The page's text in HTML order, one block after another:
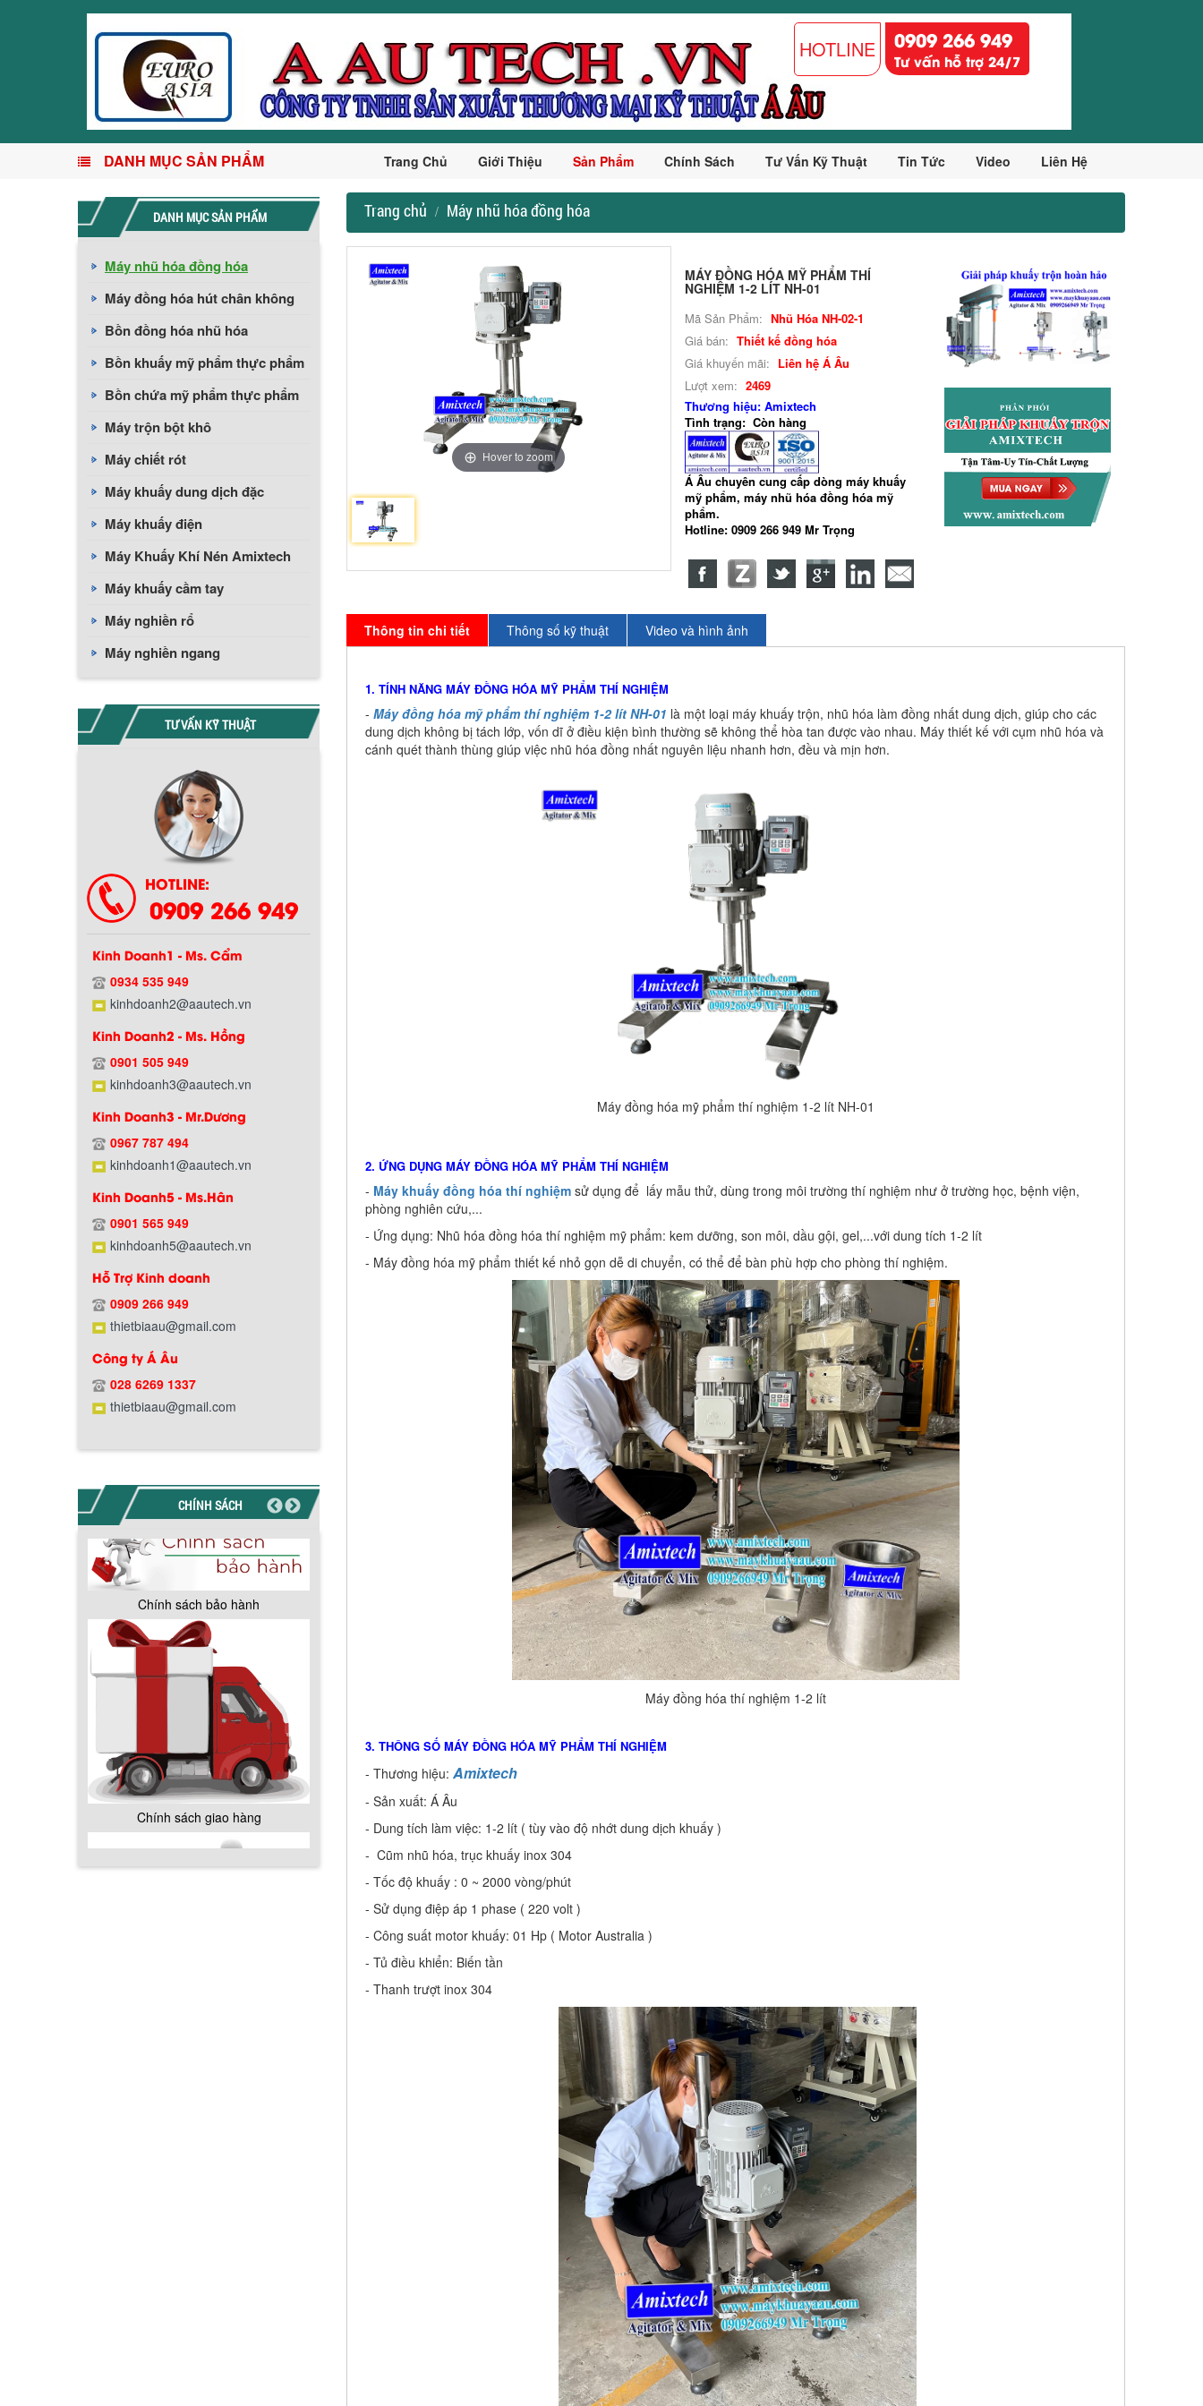
HOTLINE 0909 266 949
Tư vấn hỗ trợ 24/7
DANH MỤC SẢN PHẨM Trang Chủ Giới Thiệu Sản Phẩm Chính Sách Tư Vấn Kỹ Thuật Tin Tức Video Liên Hệ
DANH MỤC SẢN PHẨM
Máy nhũ hóa đồng hóa
Máy đồng hóa hút chân không
Bồn đồng hóa nhũ hóa
Bồn khuấy mỹ phẩm thực phẩm
Bồn chứa mỹ phẩm thực phẩm
Máy trộn bột khô
Máy chiết rót
Máy khuấy dung dịch đặc
Máy khuấy điện
Máy Khuấy Khí Nén Amixtech
Máy khuấy cầm tay
Máy nghiền rổ
Máy nghiền ngang
TƯ VẤN KỸ THUẬT
HOTLINE:
0909 266 949
Kinh Doanh1 - Ms. Cẩm
0934 535 949
kinhdoanh2@aautech.vn
Kinh Doanh2 - Ms. Hồng
0901 505 949
kinhdoanh3@aautech.vn
Kinh Doanh3 - Mr.Dương
0967 787 494
kinhdoanh1@aautech.vn
Kinh Doanh5 - Ms.Hân
0901 565 949
kinhdoanh5@aautech.vn
Hỗ Trợ Kinh doanh
0909 266 949
thietbiaau@gmail.com
Công ty Á Âu
028 6269 1337
thietbiaau@gmail.com
CHÍNH SÁCH
Chính sách bảo hành
Chính sách giao hàng
Hướng dẫn thanh toán mua hàng
Chính sách đổi trả hàng
Chính sách bảo hành
Chính sách giao hàng
Hướng dẫn thanh toán mua hàng
Trang chủ Máy nhũ hóa đồng hóa
Hover to zoom
MÁY ĐỒNG HÓA MỸ PHẨM THÍ
NGHIỆM 1-2 LÍT NH-01
Mã Sản Phẩm: Nhũ Hóa NH-02-1
Giá bán: Thiết kế đồng hóa
Giá khuyến mãi: Liên hệ Á Âu
Lượt xem: 2469
Thương hiệu: Amixtech
Tình trạng: Còn hàng
Á Âu chuyên cung cấp dòng máy khuấy
mỹ phẩm, máy nhũ hóa đồng hóa mỹ
phẩm.
Hotline: 0909 266 949 Mr Trọng
Thông tin chi tiết Thông số kỹ thuật Video và hình ảnh
1. TÍNH NĂNG MÁY ĐỒNG HÓA MỸ PHẨM THÍ NGHIỆM
- Máy đồng hóa mỹ phẩm thí nghiệm 1-2 lít NH-01 là một loại máy khuấy trộn, nhũ hóa làm đồng nhất dung dịch, giúp cho các
dung dịch không bị tách lớp, vốn dĩ ở điều kiện bình thường sẽ không thể hòa tan được vào nhau. Máy thiết kế với cụm nhũ hóa và
cánh quét thành thùng giúp việc nhũ hóa đồng nhất nguyên liệu nhanh hơn, đều và mịn hơn.
Máy đồng hóa mỹ phẩm thí nghiệm 1-2 lít NH-01
2. ỨNG DỤNG MÁY ĐỒNG HÓA MỸ PHẨM THÍ NGHIỆM
- Máy khuấy đồng hóa thí nghiệm sử dụng để lấy mẫu thử, dùng trong môi trường thí nghiệm như ở trường học, bệnh viện,
phòng nghiên cứu,...
- Ứng dụng: Nhũ hóa đồng hóa thí nghiệm mỹ phẩm: kem dưỡng, son môi, dầu gội, gel,...với dung tích 1-2 lít
- Máy đồng hóa mỹ phẩm thiết kế nhỏ gọn dễ di chuyển, có thể để bàn phù hợp cho phòng thí nghiệm.
Máy đồng hóa thí nghiệm 1-2 lít
3. THÔNG SỐ MÁY ĐỒNG HÓA MỸ PHẨM THÍ NGHIỆM
- Thương hiệu: Amixtech
- Sản xuất: Á Âu
- Dung tích làm việc: 1-2 lít ( tùy vào độ nhớt dung dịch khuấy )
- Cũm nhũ hóa, trục khuấy inox 304
- Tốc độ khuấy : 0 ~ 2000 vòng/phút
- Sử dụng điệp áp 1 phase ( 220 volt )
- Công suất motor khuấy: 01 Hp ( Motor Australia )
- Tủ điều khiển: Biến tần
- Thanh trượt inox 304
BỒN CHỨA GIẢI NHIỆT SƠN, MỰC
Bồn chứa giải nhiệt sơn, mực
in có cấu tạo gồm 2 lớp inox và
được dùng để làm giảm nhiệt
độ của nguyên...
MÁY TRỘN BỘT KHÔ 500KG
Máy trộn bột khô 500kg được
thiết kế thân bồn nằm ngang,
với cánh trộn bột xoay đảo
thuận nghịch. Vật liệu...
MÁY TRỘN BỘT KHÔ 200KG
Máy trộn bột khô 200kg được
gia công sản xuất tại công ty Á